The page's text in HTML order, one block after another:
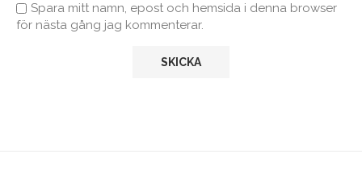
Spara mitt namn, epost och hemsida i denna browser
för nästa gång jag kommenterar.